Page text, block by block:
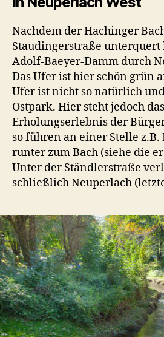
Nachdem der Hachinger
Staudingerstraße
Adolf-Baeyer-Damm durch
Das Ufer ist hier schön grün
Ufer ist nicht so natürlich
Ostpark. Hier steht jedoch das
Erholungserlebnis der
so führen an einer Stelle
runter zum Bach (siehe die
Unter der Ständlerstraße
schließlich Neuperlach